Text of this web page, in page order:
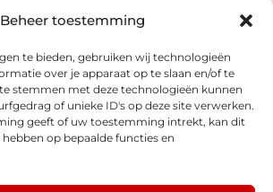
Beheer toestemming
te bieden, gebruiken wij technologieën
over je apparaat op te slaan en/of te
stemmen met deze technologieën kunnen
of unieke ID's op deze site verwerken.
geeft of uw toestemming intrekt, kan dit
op bepaalde functies en
08.00 tot 17.00 uur
Gesloten